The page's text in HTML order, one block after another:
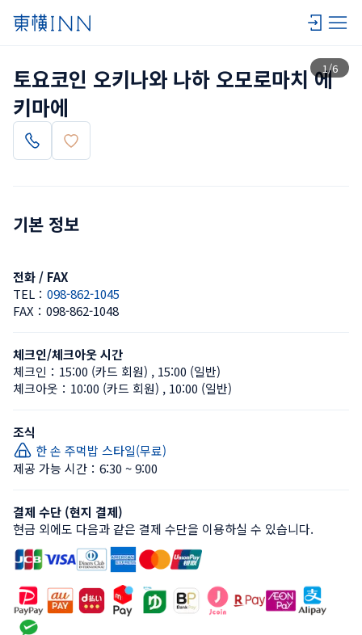
1/6
목록 보기
토요코인 오키나와 나하 오모로마치 에
키마에
기본 정보
전화 / FAX
TEL： 098-862-1045
FAX： 098-862-1048
체크인/체크아웃 시간
체크인： 15:00 (카드 회원) , 15:00 (일반)
체크아웃： 10:00 (카드 회원) , 10:00 (일반)
조식
한 손 주먹밥 스타일(무료)
제공 가능 시간：6:30 ~ 9:00
결제 수단 (현지 결제)
현금 외에도 다음과 같은 결제 수단을 이용하실 수 있습니다.